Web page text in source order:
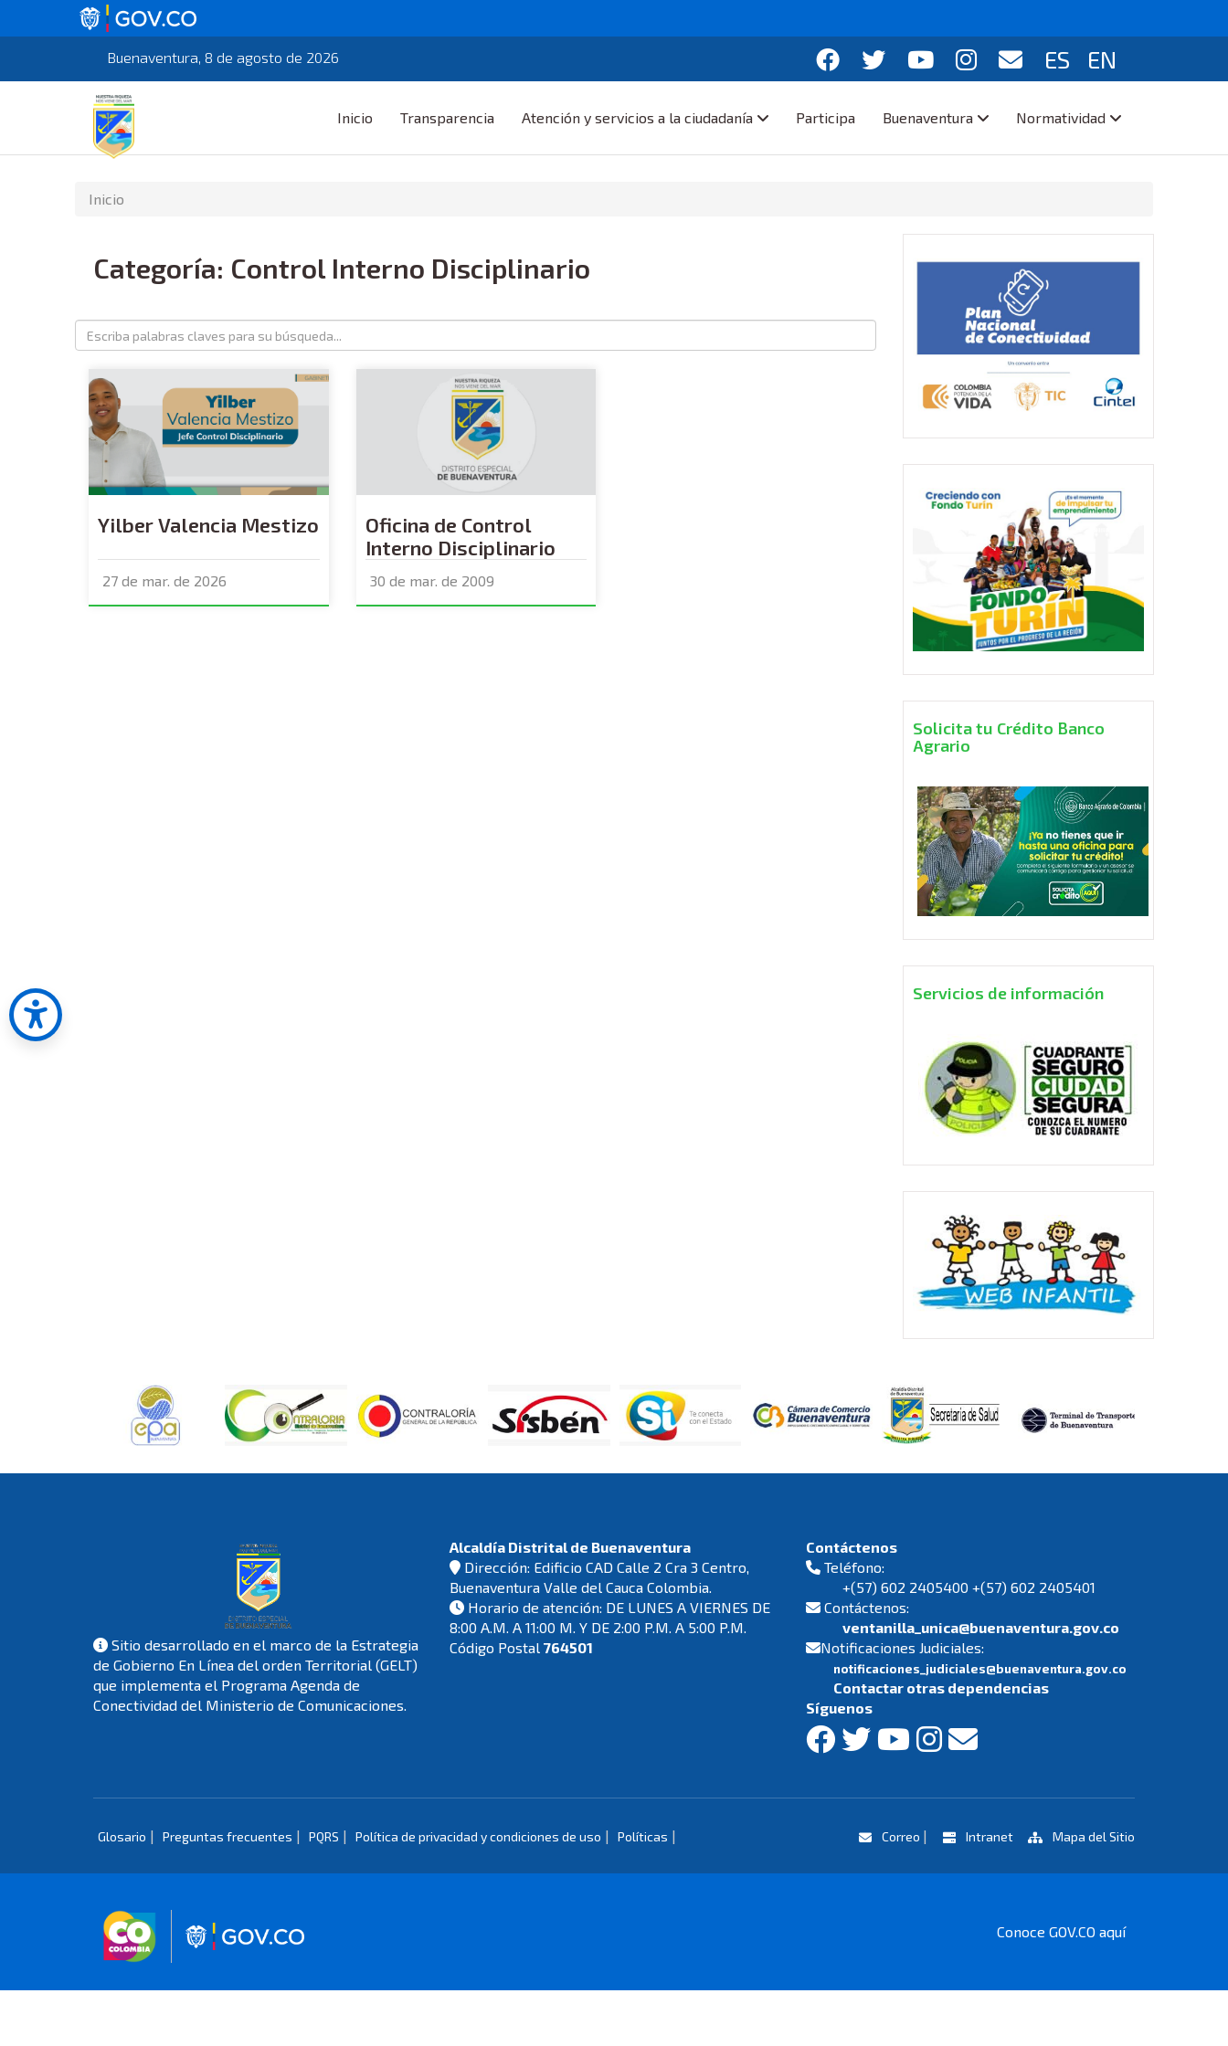
Buenaventura, 8 de agosto de 2026 ES EN
Inicio Transparencia Atención y servicios a la ciudadanía Participa Buenaventura Normatividad
Inicio
Categoría: Control Interno Disciplinario
Yilber Valencia Mestizo
27 de mar. de 2026
Oficina de Control
Interno Disciplinario
30 de mar. de 2009
Solicita tu Crédito Banco
Agrario
Servicios de información
Sitio desarrollado en el marco de la Estrategia
de Gobierno En Línea del orden Territorial (GELT)
que implementa el Programa Agenda de
Conectividad del Ministerio de Comunicaciones.
Alcaldía Distrital de Buenaventura
Dirección: Edificio CAD Calle 2 Cra 3 Centro,
Buenaventura Valle del Cauca Colombia.
Horario de atención: DE LUNES A VIERNES DE
8:00 A.M. A 11:00 M. Y DE 2:00 P.M. A 5:00 P.M.
Código Postal 764501
Contáctenos
Teléfono:
+(57) 602 2405400 +(57) 602 2405401
Contáctenos:
ventanilla_unica@buenaventura.gov.co
Notificaciones Judiciales:
notificaciones_judiciales@buenaventura.gov.co
Contactar otras dependencias
Síguenos
Glosario | Preguntas frecuentes | PQRS | Política de privacidad y condiciones de uso | Políticas | Correo | Intranet Mapa del Sitio
Logo Gobierno de Colombia Conoce GOV.CO aquí